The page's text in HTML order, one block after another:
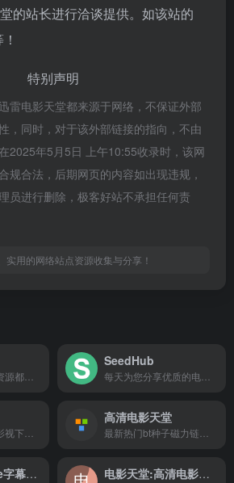
的站长进行洽谈提供。如该站的
特别声明
雷电影天堂都来源于网络，不保证外部
，同时，对于该外部链接的指向，不由
2025年5月5日 上午10:55收录时，该网
规合法，后期网页的内容如出现违规，
员进行删除，极客好站不承担任何责
实用的网络站点资源收集与分享！
SeedHub
高清电影天堂
冰冰字幕组 ice字幕组 最新英剧下载 英剧字幕 英剧在线观看 /detail/695 电影天堂:高清电影下载